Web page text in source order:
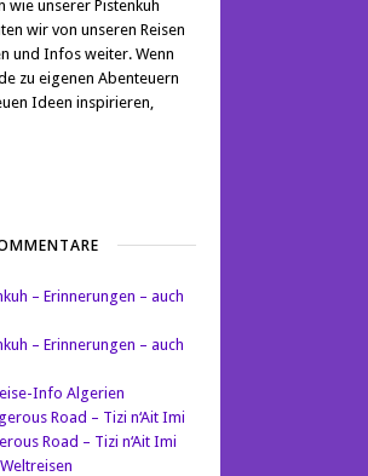
wie unserer Pistenkuh
wir von unseren Reisen
und Infos weiter. Wenn
zu eigenen Abenteuern
Ideen inspirieren,
– Erinnerungen – auch
– Erinnerungen – auch
Info Algerien
Road – Tizi n‘Ait Imi
Road – Tizi n‘Ait Imi